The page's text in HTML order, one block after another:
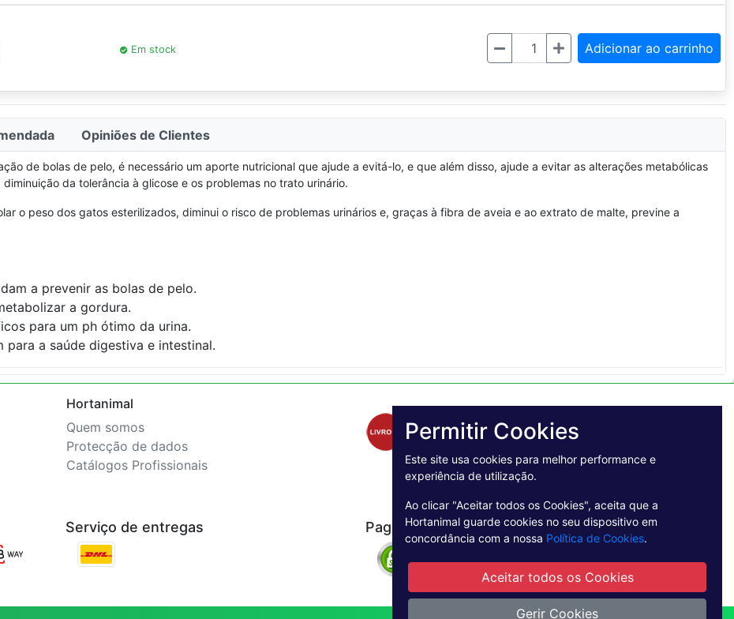
Em stock Quantidade Adicionar ao carrinho
Opiniões de Clientes
de bolas de pelo, é necessário um aporte nutricional que ajude a evitá-lo, e que além disso, ajude a evitar as alterações metabólicas
da tolerância à glicose e os problemas no trato urinário.
o peso dos gatos esterilizados, diminui o risco de problemas urinários e, graças à fibra de aveia e ao extrato de malte, previne a
a prevenir as bolas de pelo.
a gordura.
para um ph ótimo da urina.
para a saúde digestiva e intestinal.
Hortanimal
Quem somos
Protecção de dados
Catálogos Profissionais
Serviço de entregas Pagamento Seguro
Permitir Cookies
Este site usa cookies para melhor performance e
experiência de utilização.
Ao clicar "Aceitar todos os Cookies", aceita que a
Hortanimal guarde cookies no seu dispositivo em
concordância com a nossa Política de Cookies.
Aceitar todos os Cookies
Gerir Cookies